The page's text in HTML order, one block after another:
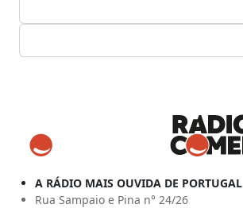
A RÁDIO MAIS OUVIDA DE PORTUGAL
Rua Sampaio e Pina n° 24/26